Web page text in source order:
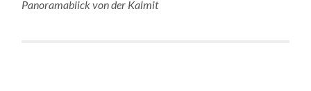
Panoramablick von der Kalmit